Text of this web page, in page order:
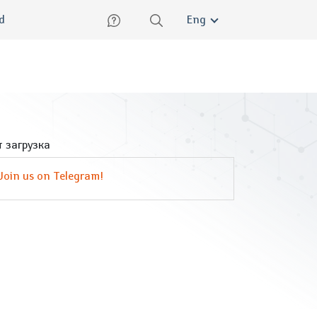
English
загрузка
us on Telegram!